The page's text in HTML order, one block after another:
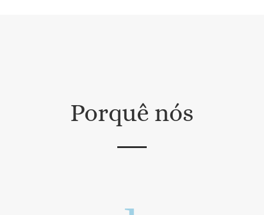
Porquê nós